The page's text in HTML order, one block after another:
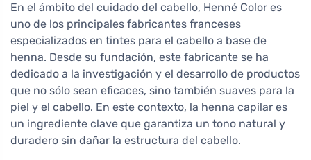
En el ámbito del cuidado del cabello, Henné Color es
uno de los principales fabricantes franceses
especializados en tintes para el cabello a base de
henna. Desde su fundación, este fabricante se ha
dedicado a la investigación y el desarrollo de productos
que no sólo sean eficaces, sino también suaves para la
piel y el cabello. En este contexto, la henna capilar es
un ingrediente clave que garantiza un tono natural y
duradero sin dañar la estructura del cabello.